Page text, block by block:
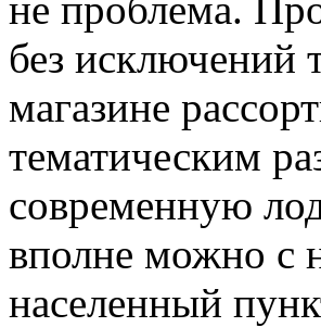
без исключений
магазине
тематическим
современную
вполне можно с
населенный